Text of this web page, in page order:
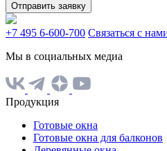
Отправить заявку
+7 495 6-600-700 Связаться с
Мы в социальных медиа
Продукция
Готовые окна
Готовые окна для балконов